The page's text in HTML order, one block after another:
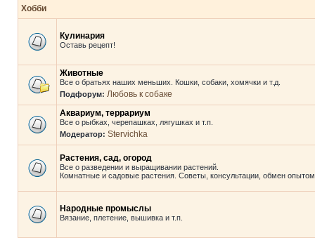
Хобби
Кулинария
Оставь рецепт!
Животные
Все о братьях наших меньших. Кошки, собаки, хомячки и т.д.
Подфорум: Любовь к собаке
Аквариум, террариум
Все о рыбках, черепашках, лягушках и т.п.
Модератор: Stervichka
Растения, сад, огород
Все о разведении и выращивании растений.
Комнатные и садовые растения. Советы, консультации, обмен
Народные промыслы
Вязание, плетение, вышивка и т.п.